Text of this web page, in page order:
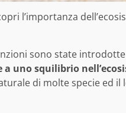
l’importanza
sono state
a unosquilibrio
di molte specie ed